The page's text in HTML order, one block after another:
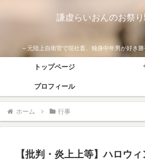
謙虚らいおんのお祭
～元陸上自衛官で現社畜、独身中年男が好き
トップページ
プロフィール
ホーム 行事
【批判・炎上上等】ハロウ